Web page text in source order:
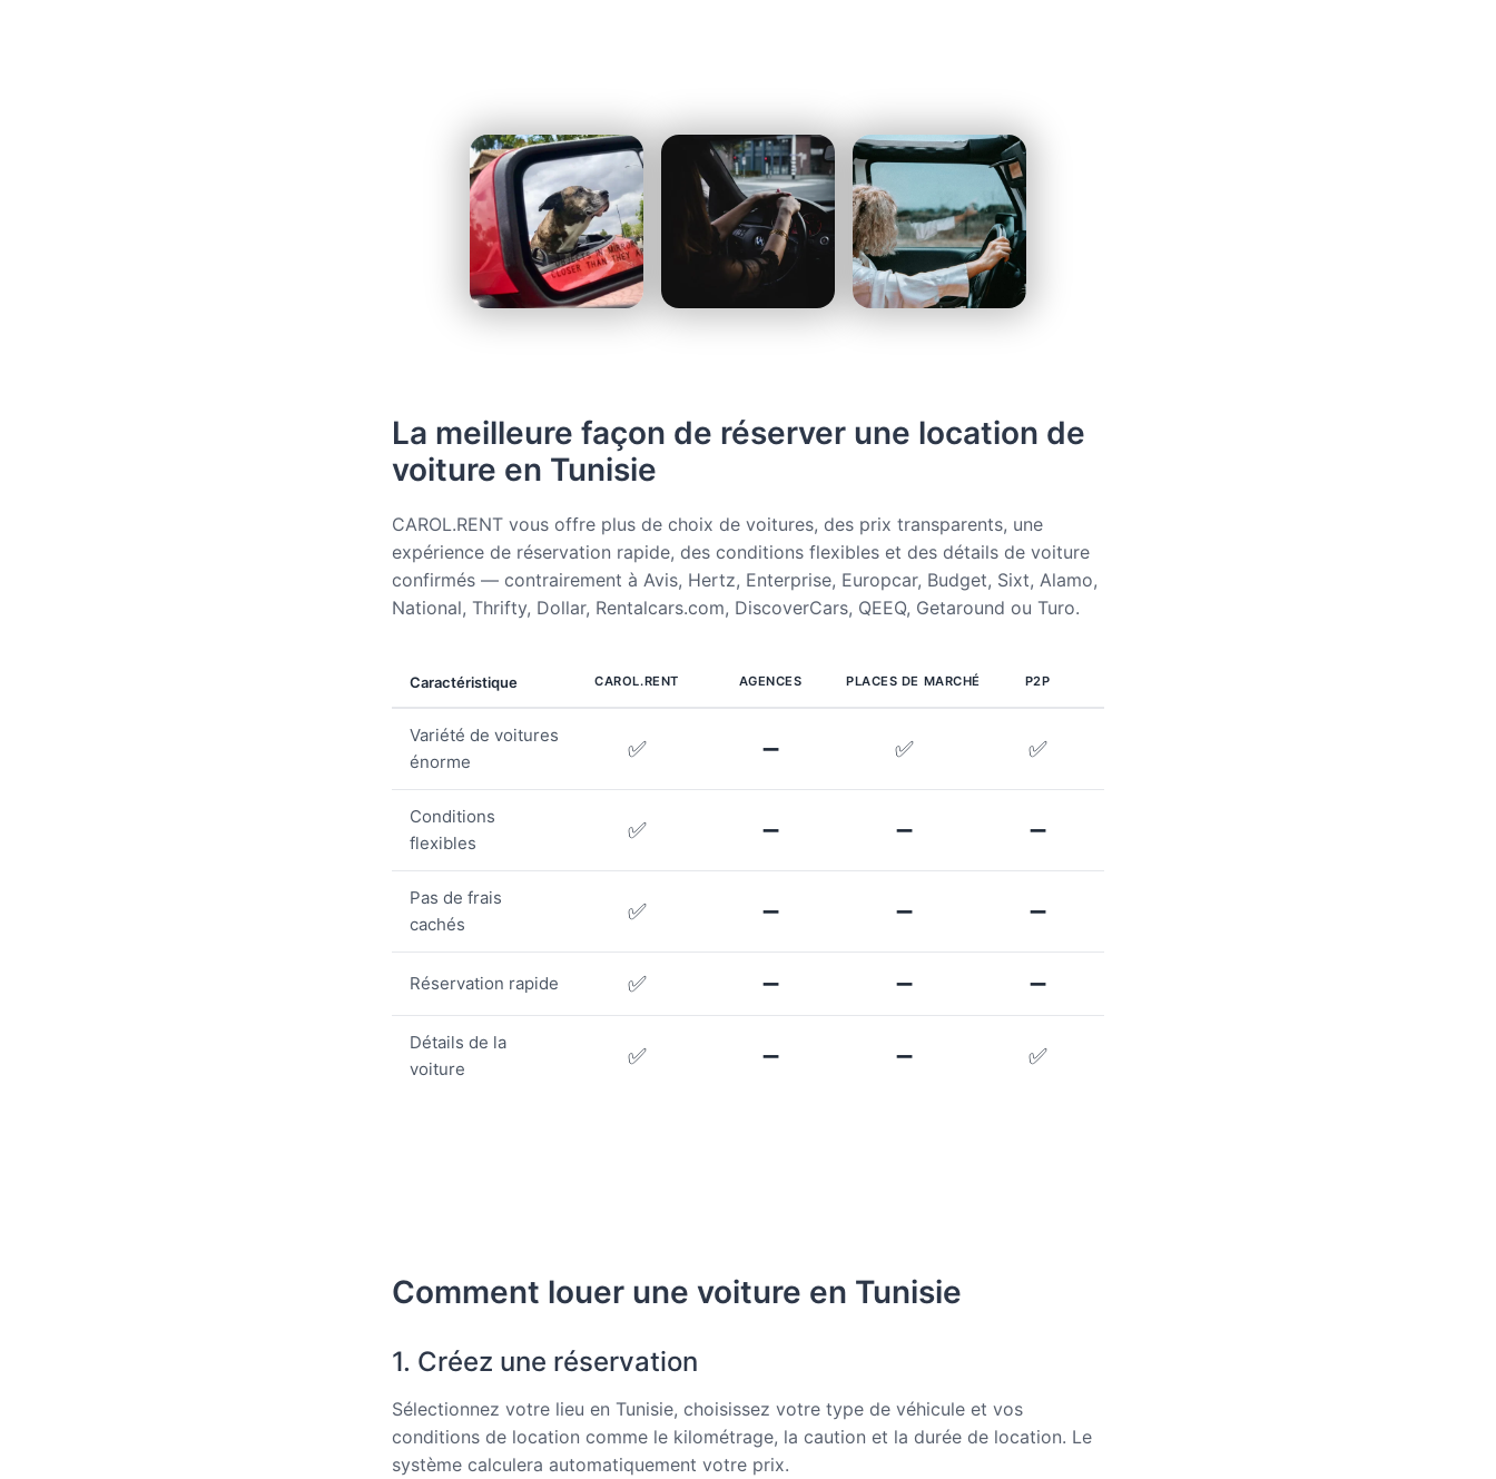
La meilleure façon de réserver une location de
voiture en Tunisie
CAROL.RENT vous offre plus de choix de voitures, des prix transparents, une
expérience de réservation rapide, des conditions flexibles et des détails de voiture
confirmés — contrairement à Avis, Hertz, Enterprise, Europcar, Budget, Sixt, Alamo,
National, Thrifty, Dollar, Rentalcars.com, DiscoverCars, QEEQ, Getaround ou Turo.
Caractéristique CAROL.RENT AGENCES PLACES DE MARCHÉ P2P
Variété de voitures
énorme
✅ ➖ ✅ ✅
Conditions
flexibles
✅ ➖ ➖ ➖
Pas de frais
cachés
✅ ➖ ➖ ➖
Réservation rapide ✅ ➖ ➖ ➖
Détails de la
voiture
✅ ➖ ➖ ✅
Comment louer une voiture en Tunisie
1. Créez une réservation
Sélectionnez votre lieu en Tunisie, choisissez votre type de véhicule et vos
conditions de location comme le kilométrage, la caution et la durée de location. Le
système calculera automatiquement votre prix.